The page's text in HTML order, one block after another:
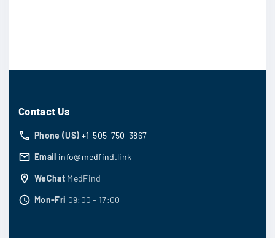
Contact Us
Phone (US) +1-505-750-3867
Email info@medfind.link
WeChat MedFind
Mon-Fri 09:00 - 17:00